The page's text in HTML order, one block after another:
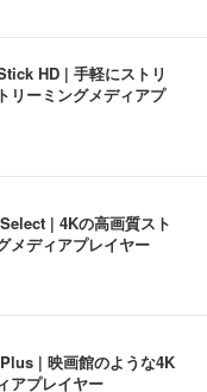
HD | 手軽にストリ
リーミングメディアプ
| 4Kの高画質スト
メディアプレイヤー
| 映画館のような4K
アプレイヤー